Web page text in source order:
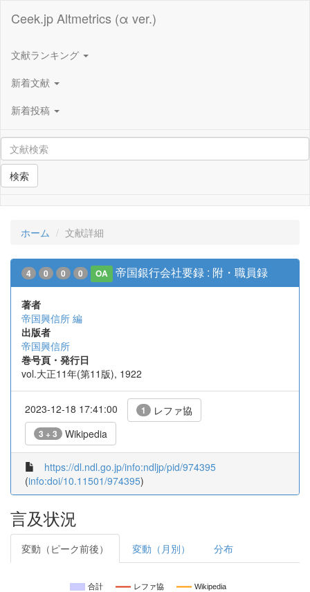
Ceek.jp Altmetrics (α ver.)
文献ランキング
新着文献
新着投稿
検索
ホーム 文献詳細
4 0 0 0 OA 帝国銀行会社要録 : 附・職員録
著者
帝国興信所 編
出版者
帝国興信所
巻号頁・発行日
vol.大正11年(第11版), 1922
2023-12-18 17:41:00 1 レファ協
3 + 3 Wikipedia
https://dl.ndl.go.jp/info:ndljp/pid/974395
(info:doi/10.11501/974395)
言及状況
変動（ピーク前後） 変動（月別） 分布
合計 レファ協 Wikipedia